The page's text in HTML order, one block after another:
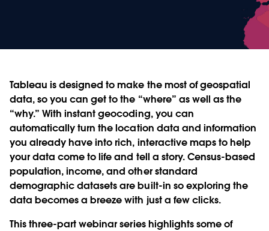
Tableau is designed to make the most of geospatial
data, so you can get to the “where” as well as the
“why.” With instant geocoding, you can
automatically turn the location data and information
you already have into rich, interactive maps to help
your data come to life and tell a story. Census-based
population, income, and other standard
demographic datasets are built-in so exploring the
data becomes a breeze with just a few clicks.
This three-part webinar series highlights some of